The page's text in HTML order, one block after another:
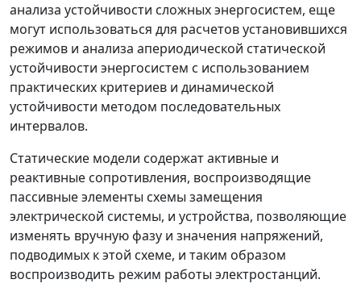
анализа устойчивости сложных энергосистем, еще
могут использоваться для расчетов установившихся
режимов и анализа апериодической статической
устойчивости энергосистем с использованием
практических критериев и динамической
устойчивости методом последовательных
интервалов.
Статические модели содержат активные и
реактивные сопротивления, воспроизводящие
пассивные элементы схемы замещения
электрической системы, и устройства, позволяющие
изменять вручную фазу и значения напряжений,
подводимых к этой схеме, и таким образом
воспроизводить режим работы электростанций.